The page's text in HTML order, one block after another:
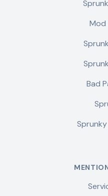
Mod
Bad